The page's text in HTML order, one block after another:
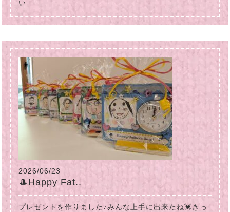
い..
2026/06/23
🎩Happy Fat..
プレゼントを作りました♪みんな上手に出来たね💓きっ